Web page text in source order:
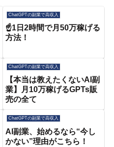
ChatGPTの副業で高収入
☝️1日2時間で月50万稼げる
方法！
ChatGPTの副業で高収入
【本当は教えたくないAI副
業】月10万稼げるGPTs販
売の全て
ChatGPTの副業で高収入
AI副業、始めるなら“今し
かない”理由がこちら！